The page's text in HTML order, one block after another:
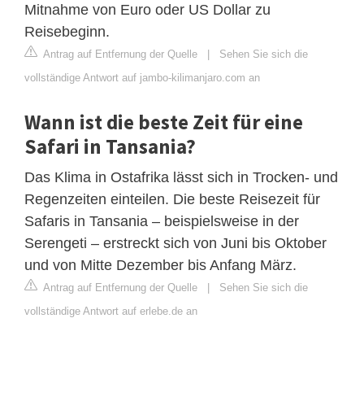
Mitnahme von Euro oder US Dollar zu
Reisebeginn.
Antrag auf Entfernung der Quelle | Sehen Sie sich die
vollständige Antwort auf jambo-kilimanjaro.com an
Wann ist die beste Zeit für eine
Safari in Tansania?
Das Klima in Ostafrika lässt sich in Trocken- und
Regenzeiten einteilen. Die beste Reisezeit für
Safaris in Tansania – beispielsweise in der
Serengeti – erstreckt sich von Juni bis Oktober
und von Mitte Dezember bis Anfang März.
Antrag auf Entfernung der Quelle | Sehen Sie sich die
vollständige Antwort auf erlebe.de an